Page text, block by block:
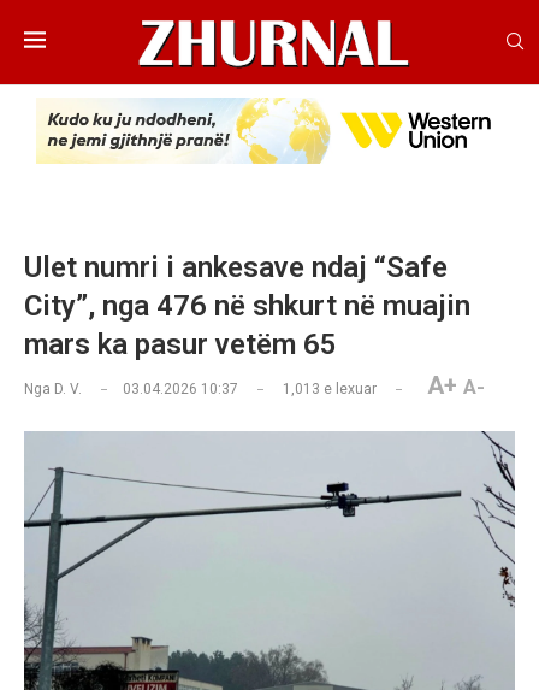
Ulet numri i ankesave ndaj “Safe
City”, nga 476 në shkurt në muajin
mars ka pasur vetëm 65
Nga D. V. 03.04.2026 10:37 1,013 e lexuar A+ A-